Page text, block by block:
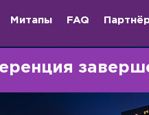
Митапы FAQ